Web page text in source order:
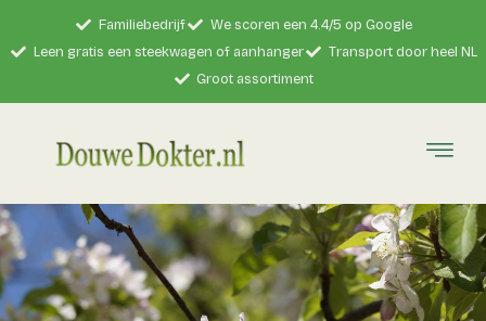
Familiebedrijf
We scoren een 4.4/5 op Google
Leen gratis een steekwagen of aanhanger
Transport door heel NL
Groot assortiment